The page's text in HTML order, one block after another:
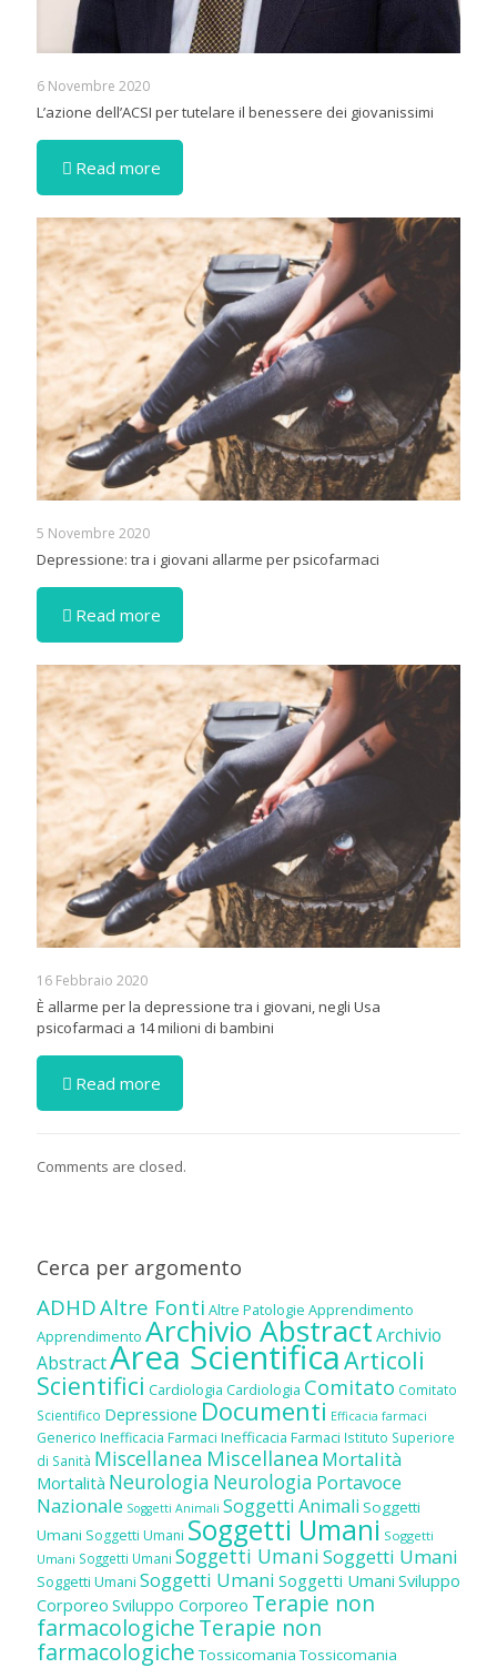
6 Novembre 2020
L’azione dell’ACSI per tutelare il benessere dei giovanissimi
Read more
5 Novembre 2020
Depressione: tra i giovani allarme per psicofarmaci
Read more
16 Febbraio 2020
È allarme per la depressione tra i giovani, negli Usa
psicofarmaci a 14 milioni di bambini
Read more
Comments are closed.
Cerca per argomento
ADHDAltre Fonti Altre Patologie Apprendimento
Apprendimento Archivio AbstractArchivio
AbstractArea ScientificaArticoli
Scientifici Cardiologia Cardiologia Comitato Comitato
Scientifico Depressione Documenti Efficacia farmaci
Generico Inefficacia Farmaci Inefficacia Farmaci Istituto Superiore
di Sanità Miscellanea Miscellanea Mortalità
Mortalità Neurologia Neurologia Portavoce
Nazionale Soggetti Animali Soggetti Animali Soggetti
Umani Soggetti Umani Soggetti Umani Soggetti
Umani Soggetti Umani Soggetti UmaniSoggetti Umani
Soggetti Umani Soggetti Umani Soggetti Umani Sviluppo
Corporeo Sviluppo Corporeo Terapie non
farmacologicheTerapie non
farmacologiche Tossicomania Tossicomania